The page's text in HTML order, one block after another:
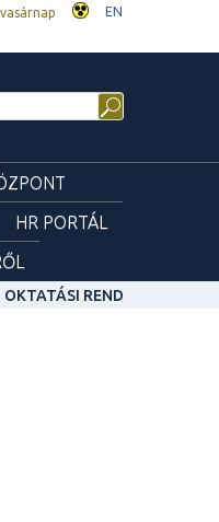
EN
HR PORTÁL
OKTATÁSI REND